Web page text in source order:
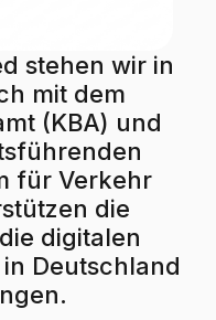
stehen wir in
mit dem
(KBA) und
für Verkehr
die
digitalen
Deutschland